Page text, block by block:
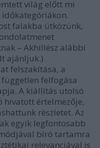
világ előtt mi
falakba ütközünk,
– Akhillész alábbi
ajánljuk.)
felszakítása, a
felfogása
A kiállítás utolsó
hivatott értelmezője,
részletet. Az
egyik legfontosabb
bíró tartamra
relevanciával is